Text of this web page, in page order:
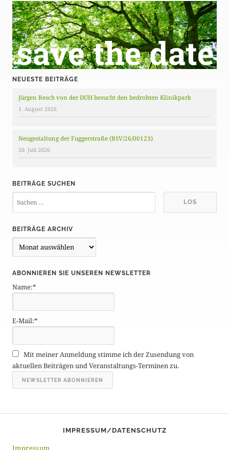
NEUESTE BEITRÄGE
Jürgen Resch von der DUH besucht den bedrohten Klinikpark
1. August 2026
Neugestaltung der Fuggerstraße (BSV/26/00123)
20. Juli 2026
BEITRÄGE SUCHEN
BEITRÄGE ARCHIV
e
t
r
g
e
r
c
h
v
ABONNIEREN SIE UNSEREN NEWSLETTER
Name:*
E-Mail:*
Mit meiner Anmeldung stimme ich der Zusendung von
aktuellen Beiträgen und Veranstaltungs-Terminen zu.
IMPRESSUM/DATENSCHUTZ
Impressum